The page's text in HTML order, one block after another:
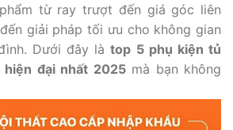
từ ray trượt đến giá góc liên
giải pháp tối ưu cho không gian
Dưới đây làtop 5 phụ kiện tủ
hiện đại nhất 2025mà bạn không